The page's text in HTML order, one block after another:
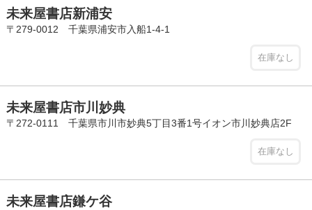
未来屋書店新浦安
〒279-0012 千葉県浦安市入船1-4-1
在庫なし
未来屋書店市川妙典
〒272-0111 千葉県市川市妙典5丁目3番1号イオン市川妙典店2F
在庫なし
未来屋書店鎌ケ谷